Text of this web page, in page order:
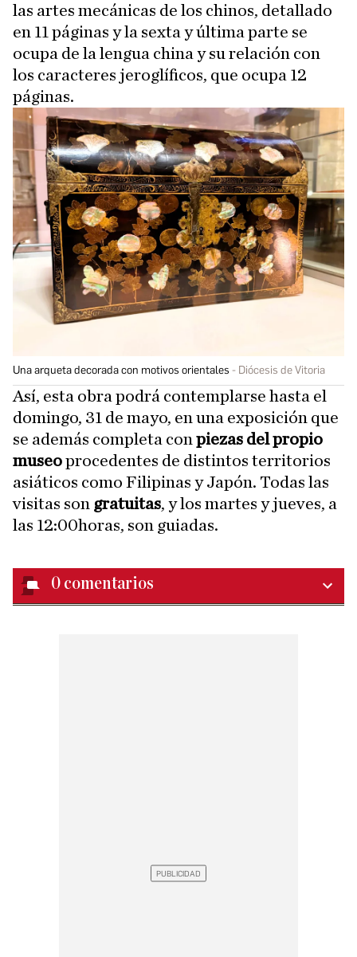
las artes mecánicas de los chinos, detallado
en 11 páginas y la sexta y última parte se
ocupa de la lengua china y su relación con
los caracteres jeroglíficos, que ocupa 12
páginas.
Una arqueta decorada con motivos orientales Diócesis de Vitoria
Así, esta obra podrá contemplarse hasta el
domingo, 31 de mayo, en una exposición que
se además completa con piezas del propio
museoprocedentes de distintos territorios
asiáticos como Filipinas y Japón. Todas las
visitas son gratuitas, y los martes y jueves, a
las 12:00horas, son guiadas.
0 comentarios